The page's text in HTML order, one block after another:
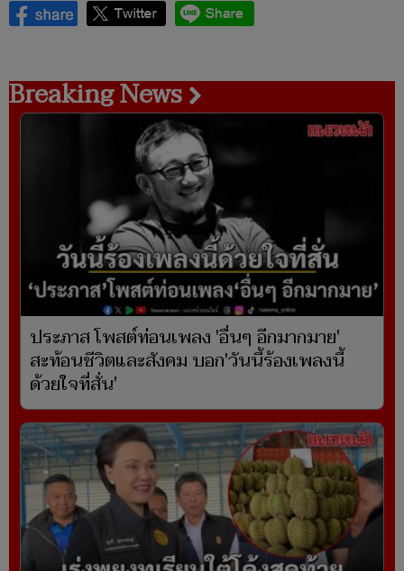
Breaking News
ประภาส โพสต์ท่อนเพลง 'อื่นๆ อีกมากมาย'
สะท้อนชีวิตและสังคม บอก'วันนี้ร้องเพลงนี้
ด้วยใจที่สั่น'